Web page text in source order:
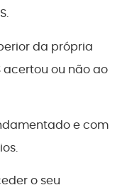
da própria
acertou ou não ao
e com
o seu